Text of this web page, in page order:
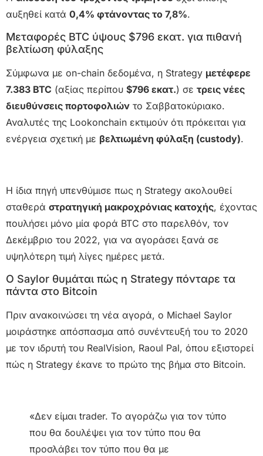
αυξηθεί κατά 0,4% φτάνοντας το 7,8%.
Μεταφορές BTC ύψους $796 εκατ. για πιθανή
βελτίωση φύλαξης
Σύμφωνα με on-chain δεδομένα, η Strategy μετέφερε
7.383 BTC (αξίας περίπου $796 εκατ.) σε τρεις νέες
διευθύνσεις πορτοφολιών το Σαββατοκύριακο.
Αναλυτές της Lookonchain εκτιμούν ότι πρόκειται για
ενέργεια σχετική με βελτιωμένη φύλαξη (custody).
Η ίδια πηγή υπενθύμισε πως η Strategy ακολουθεί
σταθερά στρατηγική μακροχρόνιας κατοχής, έχοντας
πουλήσει μόνο μία φορά BTC στο παρελθόν, τον
Δεκέμβριο του 2022, για να αγοράσει ξανά σε
υψηλότερη τιμή λίγες ημέρες μετά.
Ο Saylor θυμάται πώς η Strategy πόνταρε τα
πάντα στο Bitcoin
Πριν ανακοινώσει τη νέα αγορά, ο Michael Saylor
μοιράστηκε απόσπασμα από συνέντευξή του το 2020
με τον ιδρυτή του RealVision, Raoul Pal, όπου εξιστορεί
πώς η Strategy έκανε το πρώτο της βήμα στο Bitcoin.
«Δεν είμαι trader. Το αγοράζω για τον τύπο
που θα δουλέψει για τον τύπο που θα
προσλάβει τον τύπο που θα με